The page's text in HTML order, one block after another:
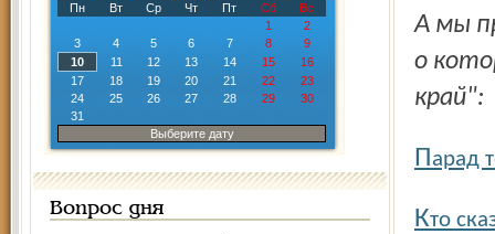
Пн
Вт Ср Чт Пт Сб
Вс
1
2
3
4 5 6 7 8
9
10
11 12 13 14 15
16
17
18 19 20 21 22
23
24
25 26 27 28 29
30
31
Выберите дату
Вопрос дня
А мы
о
край":
Парад
Кто